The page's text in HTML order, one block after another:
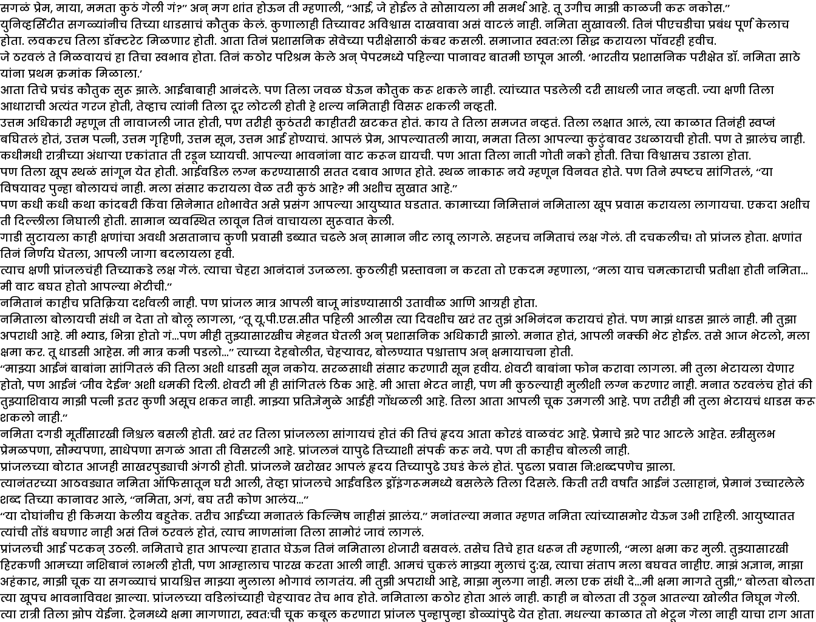
सगळं प्रेम, माया, ममता कुठं गेली गं?’’ अन् मग शांत होऊन ती म्हणाली, ‘‘आई, जे होईल ते सोसायला मी समर्थ आहे. तू उगीच माझी काळजी करू नकोस.’’
युनिव्हर्सिटीत सगळ्यांनीच तिच्या धाडसाचं कौतुक केलं. कुणालाही तिच्यावर अविश्वास दाखवावा असं वाटलं नाही. नमिता सुखावली. तिनं पीएचडीचा प्रबंध पूर्ण केलाच
होता. लवकरच तिला डॉक्टरेट मिळणार होती. आता तिनं प्रशासनिक सेवेच्या परीक्षेसाठी कंबर कसली. समाजात स्वत:ला सिद्ध करायला पॉवरही हवीच.
जे ठरवलं ते मिळवायचं हा तिचा स्वभाव होता. तिनं कठोर परिश्रम केले अन् पेपरमध्ये पहिल्या पानावर बातमी छापून आली. ‘भारतीय प्रशासनिक परीक्षेत डॉ. नमिता साठे
यांना प्रथम क्रमांक मिळाला.’
आता तिचे प्रचंड कौतुक सुरू झाले. आईबाबाही आनंदले. पण तिला जवळ घेऊन कौतुक करू शकले नाही. त्यांच्यात पडलेली दरी साधली जात नव्हती. ज्या क्षणी तिला
आधाराची अत्यंत गरज होती, तेव्हाच त्यांनी तिला दूर लोटली होती हे शल्य नमिताही विसरू शकली नव्हती.
उत्तम अधिकारी म्हणून ती नावाजली जात होती, पण तरीही कुठंतरी काहीतरी खटकत होतं. काय ते तिला समजत नव्हतं. तिला लक्षात आलं, त्या काळात तिनंही स्वप्नं
बघितलं होतं, उत्तम पत्नी, उत्तम गृहिणी, उत्तम सून, उत्तम आई होण्याचं. आपलं प्रेम, आपल्यातली माया, ममता तिला आपल्या कुटुंबावर उधळायची होती. पण ते झालंच नाही.
कधीमधी रात्रीच्या अंधाऱ्या एकांतात ती रडून घ्यायची. आपल्या भावनांना वाट करून द्यायची. पण आता तिला नाती गोती नको होती. तिचा विश्वासच उडाला होता.
पण तिला खूप स्थळं सांगून येत होती. आईवडिल लग्न करण्यासाठी सतत दबाव आणत होते. स्थळ नाकारू नये म्हणून विनवत होते. पण तिने स्पष्टच सांगितलं, ‘‘या
विषयावर पुन्हा बोलायचं नाही. मला संसार करायला वेळ तरी कुठं आहे? मी अशीच सुखात आहे.’’
पण कधी कधी कथा कांदबरी किंवा सिनेमात शोभावेत असे प्रसंग आपल्या आयुष्यात घडतात. कामाच्या निमित्तानं नमिताला खूप प्रवास करायला लागायचा. एकदा अशीच
ती दिल्लीला निघाली होती. सामान व्यवस्थित लावून तिनं वाचायला सुरूवात केली.
गाडी सुटायला काही क्षणांचा अवधी असतानाच कुणी प्रवासी डब्यात चढले अन् सामान नीट लावू लागले. सहजच नमिताचं लक्ष गेलं. ती दचकलीच! तो प्रांजल होता. क्षणांत
तिनं निर्णय घेतला, आपली जागा बदलायला हवी.
त्याच क्षणी प्रांजलचंही तिच्याकडे लक्ष गेलं. त्याचा चेहरा आनंदानं उजळला. कुठलीही प्रस्तावना न करता तो एकदम म्हणाला, ‘‘मला याच चमत्काराची प्रतीक्षा होती नमिता…
मी वाट बघत होतो आपल्या भेटीची.’’
नमितानं काहीच प्रतिक्रिया दर्शवली नाही. पण प्रांजल मात्र आपली बाजू मांडण्यासाठी उतावीळ आणि आग्रही होता.
नमिताला बोलायची संधी न देता तो बोलू लागला, ‘‘तू यू.पी.एस.सीत पहिली आलीस त्या दिवशीच खरं तर तुझं अभिनंदन करायचं होतं. पण माझं धाडस झालं नाही. मी तुझा
अपराधी आहे. मी भ्याड, भित्रा होतो गं…पण मीही तुझ्यासारखीच मेहनत घेतली अन् प्रशासनिक अधिकारी झालो. मनात होतं, आपली नक्की भेट होईल. तसे आज भेटलो, मला
क्षमा कर. तू धाडसी आहेस. मी मात्र कमी पडलो…’’ त्याच्या देहबोलीत, चेहऱ्यावर, बोलण्यात पश्चात्ताप अन् क्षमायाचना होती.
‘‘माझ्या आईनं बाबांना सांगितलं की तिला अशी धाडसी सून नकोय. सरळसाधी संसार करणारी सून हवीय. शेवटी बाबांना फोन करावा लागला. मी तुला भेटायला येणार
होतो, पण आईनं ‘जीव देईन’ अशी धमकी दिली. शेवटी मी ही सांगितलं ठिक आहे. मी आत्ता भेटत नाही, पण मी कुठल्याही मुलीशी लग्न करणार नाही. मनात ठरवलंच होतं की
तुझ्याशिवाय माझी पत्नी इतर कुणी असूच शकत नाही. माझ्या प्रतिज्ञेमुळे आईही गोंधळली आहे. तिला आता आपली चूक उमगली आहे. पण तरीही मी तुला भेटायचं धाडस करू
शकलो नाही.’’
नमिता दगडी मूर्तीसारखी निश्चल बसली होती. खरं तर तिला प्रांजलला सांगायचं होतं की तिचं हृदय आता कोरडं वाळवंट आहे. प्रेमाचे झरे पार आटले आहेत. स्त्रीसुलभ
प्रेमळपणा, सौम्यपणा, साधेपणा सगळं आता ती विसरली आहे. प्रांजलनं यापुढे तिच्याशी संपर्क करू नये. पण ती काहीच बोलली नाही.
प्रांजलच्या बोटात आजही साखरपुड्याची अंगठी होती. प्रांजलने खरोखर आपलं हृदय तिच्यापुढे उघडं केलं होतं. पुढला प्रवास नि:शब्दपणेच झाला.
त्यानंतरच्या आठवड्यात नमिता ऑफिसातून घरी आली, तेव्हा प्रांजलचे आईवडिल ड्रॉइंगरूममध्ये बसलेले तिला दिसले. किती तरी वर्षांत आईनं उत्साहानं, प्रेमानं उच्चारलेले
शब्द तिच्या कानावर आले, ‘‘नमिता, अगं, बघ तरी कोण आलंय…’’
‘‘या दोघांनीच ही किमया केलीय बहुतेक. तरीच आईच्या मनातलं किल्मिष नाहीसं झालंय.’’ मनांतल्या मनात म्हणत नमिता त्यांच्यासमोर येऊन उभी राहिली. आयुष्यातत
त्यांची तोंडं बघणार नाही असं तिनं ठरवलं होतं, त्याच माणसांना तिला सामोरं जावं लागलं.
प्रांजलची आई पटकन् उठली. नमिताचे हात आपल्या हातात घेऊन तिनं नमिताला शेजारी बसवलं. तसेच तिचे हात धरून ती म्हणाली, ‘‘मला क्षमा कर मुली. तुझ्यासारखी
हिरकणी आमच्या नशिबानं लाभली होती, पण आम्हालाच पारख करता आली नाही. आमचं चुकलं माझ्या मुलाचं दु:ख, त्याचा संताप मला बघवत नाहीए. माझं अज्ञान, माझा
अहंकार, माझी चूक या सगळ्याचं प्रायश्चित्त माझ्या मुलाला भोगावं लागतंय. मी तुझी अपराधी आहे, माझा मुलगा नाही. मला एक संधी दे…मी क्षमा मागते तुझी,’’ बोलता बोलता
त्या खूपच भावनाविवश झाल्या. प्रांजलच्या वडिलांच्याही चेहऱ्यावर तेच भाव होते. नमिताला कठोर होता आलं नाही. काही न बोलता ती उठून आतल्या खोलीत निघून गेली.
त्या रात्री तिला झोप येईना. ट्रेनमध्ये क्षमा मागणारा, स्वत:ची चूक कबूल करणारा प्रांजल पुन्हापुन्हा डोळ्यांपुढे येत होता. मधल्या काळात तो भेटून गेला नाही याचा राग आता